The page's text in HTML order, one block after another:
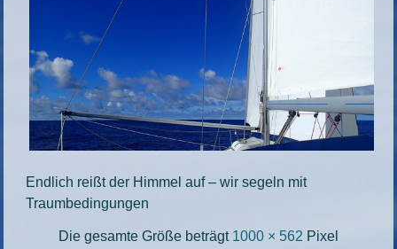
Endlich reißt der Himmel auf – wir segeln mit
Traumbedingungen
Die gesamte Größe beträgt 1000 × 562 Pixel